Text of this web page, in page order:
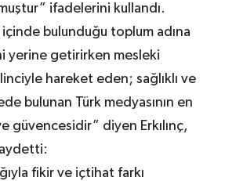
ifadelerini kullandı.
içinde bulunduğu toplum adına
yerine getirirken mesleki
hareket eden; sağlıklı ve
bulunan Türk medyasının en
güvencesidir” diyen Erkılınç,
fikir ve içtihat farkı